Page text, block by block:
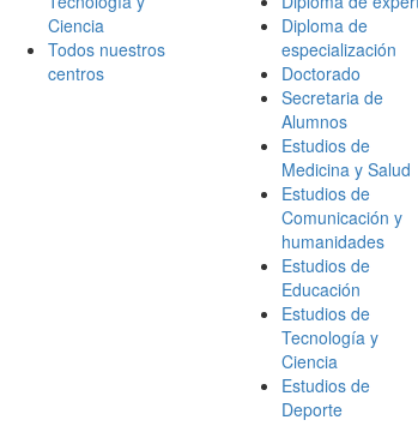
Ciencia
Todos nuestros
centros
Diploma de
especialización
Doctorado
Secretaria de
Alumnos
Estudios de
Medicina y Salud
Estudios de
Comunicación y
humanidades
Estudios de
Educación
Estudios de
Tecnología y
Ciencia
Estudios de
Deporte